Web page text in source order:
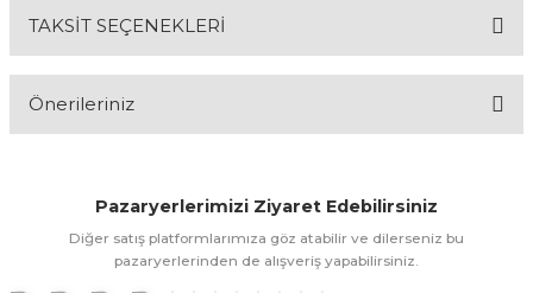
TAKSİT SEÇENEKLERİ
Önerileriniz
kullanarak tarafımıza iletebilirsiniz.
Görüş ve önerileriniz için teşekkür ederiz.
Pazaryerlerimizi Ziyaret Edebilirsiniz
Diğer satış platformlarımıza göz atabilir ve dilerseniz bu
pazaryerlerinden de alışveriş yapabilirsiniz.